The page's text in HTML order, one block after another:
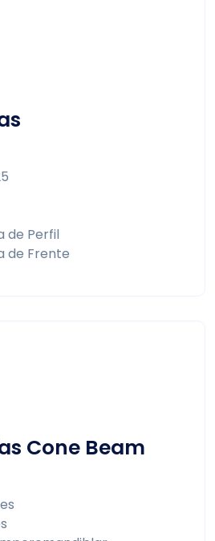
de Perfil
de Frente
Cone Beam